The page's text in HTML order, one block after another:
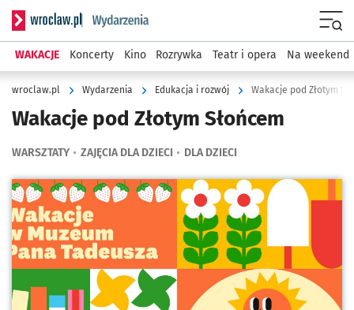
Serwis informacyjny wroclaw.pl podserwis: Wydarzenia
WAKACJE Koncerty Kino Rozrywka Teatr i opera Na weekend
wroclaw.pl Wydarzenia Edukacja i rozwój Wakacje pod Złotym
Wakacje pod Złotym Słońcem
WARSZTATY ZAJĘCIA DLA DZIECI DLA DZIECI
Kliknij, aby powiększyć